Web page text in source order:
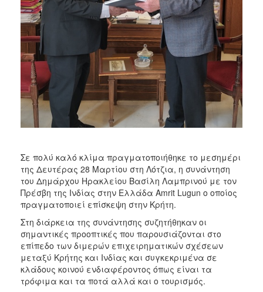
ΤΟΠΟΣ
ΠΟΛΙΤΙΣΜΟΣ
ΑΝΘΕΚΤΙΚΗ
ΠΟΛΗ
Σε πολύ καλό κλίμα πραγματοποιήθηκε το μεσημέρι
της Δευτέρας 28 Μαρτίου στη Λότζια, η συνάντηση
του Δημάρχου Ηρακλείου Βασίλη Λαμπρινού με τον
Πρέσβη της Ινδίας στην Ελλάδα Αmrit Lugun ο οποίος
πραγματοποιεί επίσκεψη στην Κρήτη.
Στη διάρκεια της συνάντησης συζητήθηκαν οι
σημαντικές προοπτικές που παρουσιάζονται στο
επίπεδο των διμερών επιχειρηματικών σχέσεων
μεταξύ Κρήτης και Ινδίας και συγκεκριμένα σε
κλάδους κοινού ενδιαφέροντος όπως είναι τα
τρόφιμα και τα ποτά αλλά και ο τουρισμός.